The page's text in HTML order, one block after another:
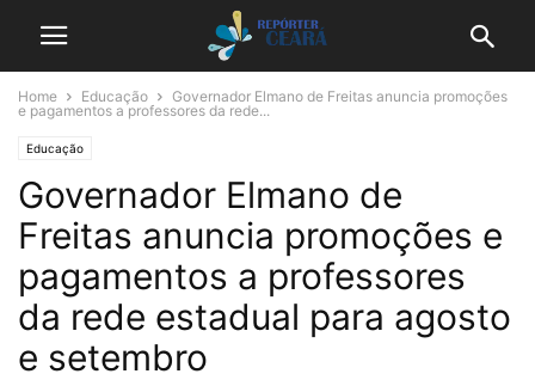
Home Educação
Governador Elmano de Freitas anuncia promoções
e pagamentos a professores da rede...
Educação
Governador Elmano de
Freitas anuncia promoções e
pagamentos a professores
da rede estadual para agosto
e setembro